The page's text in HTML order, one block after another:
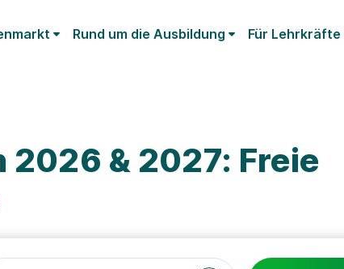
Rund um die Ausbildung Für Lehrkräfte
& 2027: Freie